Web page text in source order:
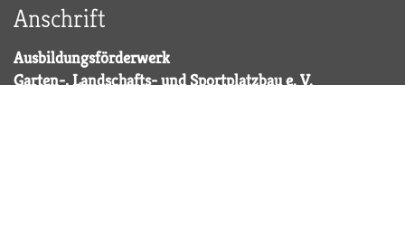
Anschrift
Ausbildungsförderwerk
Garten-, Landschafts- und Sportplatzbau e. V.